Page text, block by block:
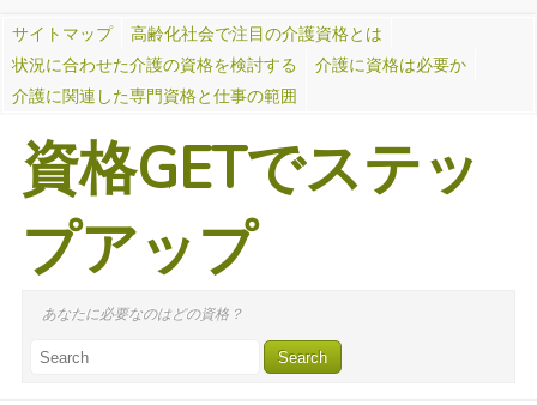
サイトマップ
高齢化社会で注目の介護資格とは
状況に合わせた介護の資格を検討する
介護に資格は必要か
介護に関連した専門資格と仕事の範囲
資格GETでステッ
プアップ
あなたに必要なのはどの資格？